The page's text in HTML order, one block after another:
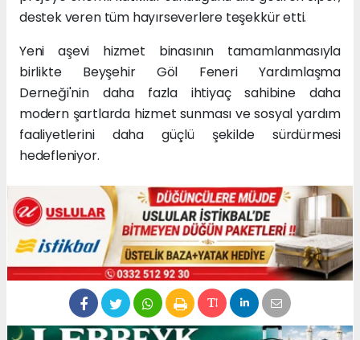
destek veren tüm hayırseverlere teşekkür etti.
Yeni aşevi hizmet binasının tamamlanmasıyla
birlikte Beyşehir Göl Feneri Yardımlaşma
Derneği'nin daha fazla ihtiyaç sahibine daha
modern şartlarda hizmet sunması ve sosyal yardım
faaliyetlerini daha güçlü şekilde sürdürmesi
hedefleniyor.